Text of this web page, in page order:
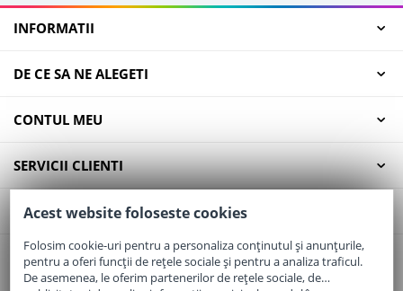
INFORMATII
DE CE SA NE ALEGETI
CONTUL MEU
SERVICII CLIENTI
CONTACT
Email:office@elaptepraf.ro
Telefon:0745-964-449
Acest website foloseste cookies
Folosim cookie-uri pentru a personaliza conținutul și anunțurile,
pentru a oferi funcții de rețele sociale și pentru a analiza traficul.
De asemenea, le oferim partenerilor de rețele sociale, de